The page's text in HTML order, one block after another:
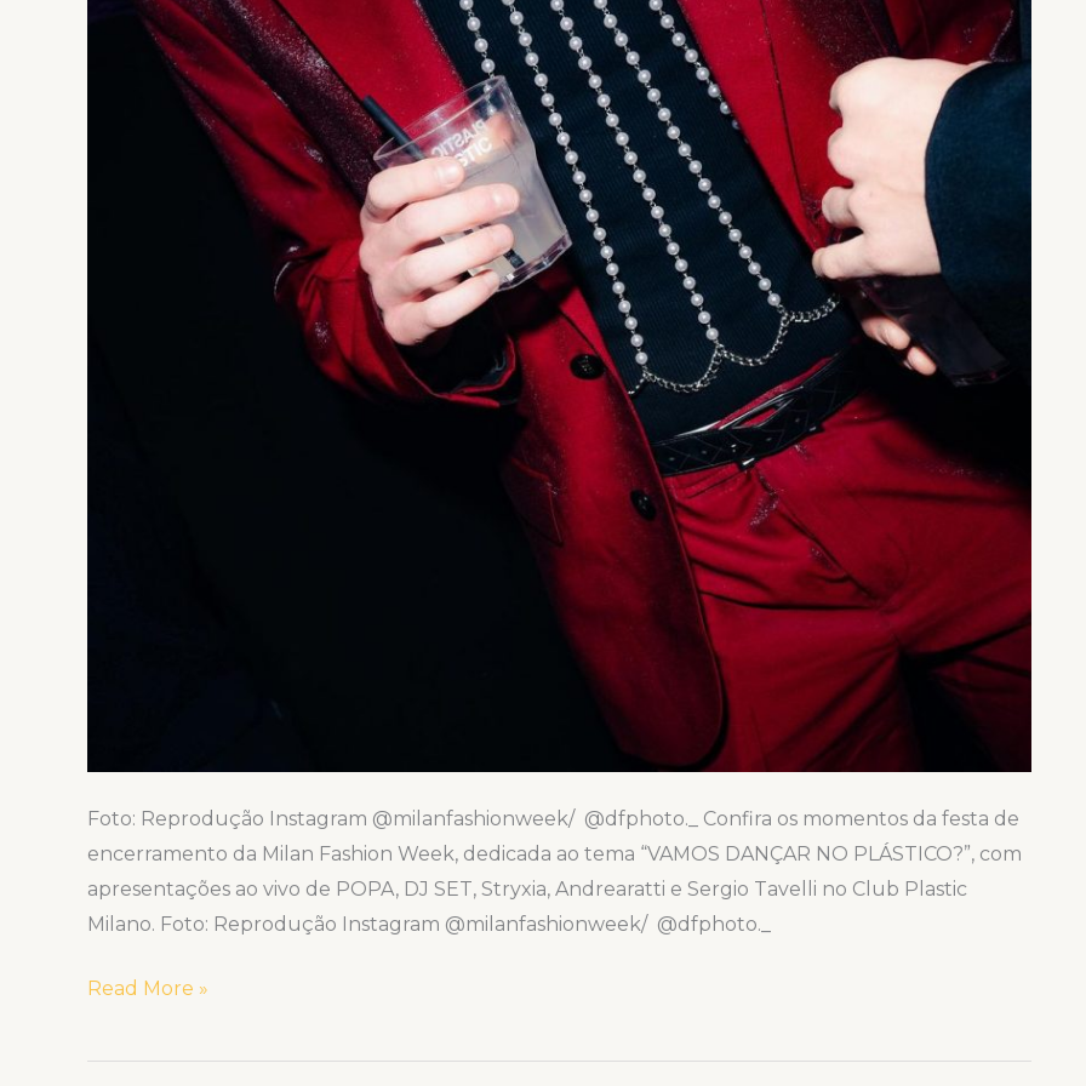
Foto: Reprodução Instagram @milanfashionweek/ @dfphoto._ Confira os momentos da festa de
encerramento da Milan Fashion Week, dedicada ao tema “VAMOS DANÇAR NO PLÁSTICO?”, com
apresentações ao vivo de POPA, DJ SET, Stryxia, Andrearatti e Sergio Tavelli no Club Plastic
Milano. Foto: Reprodução Instagram @milanfashionweek/ @dfphoto._
Read More »